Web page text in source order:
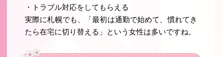
・トラブル対応をしてもらえる
実際に札幌でも、「最初は通勤で始めて、慣れてき
たら在宅に切り替える」という女性は多いですね。